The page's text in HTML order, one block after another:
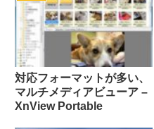
対応フォーマットが多い、
マルチメディアビューア –
XnView Portable